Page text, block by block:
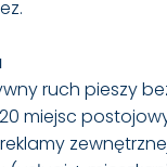
ruch pieszy
miejsc